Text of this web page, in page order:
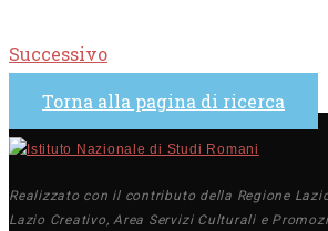
Successivo
Torna alla pagina di ricerca
Realizzato con il contributo della Regione
Lazio Creativo, Area Servizi Culturali e